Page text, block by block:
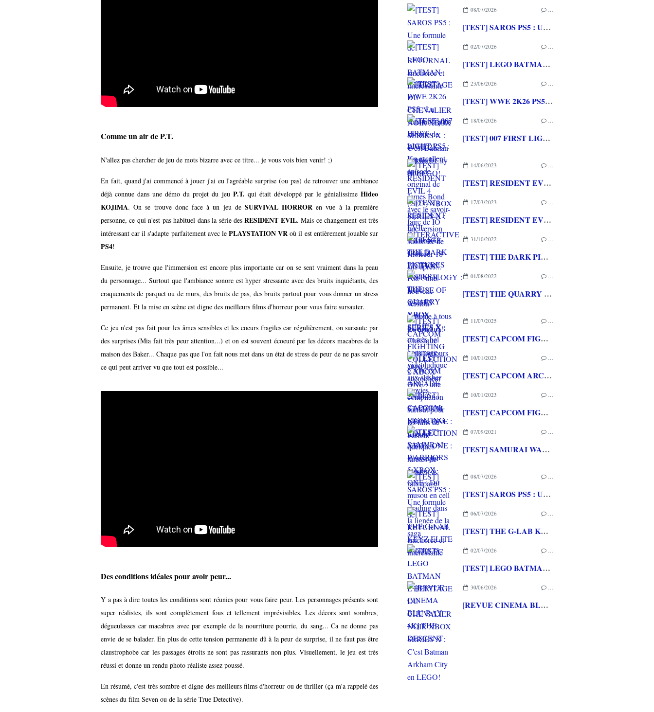
Comme un air de P.T.
N'allez pas chercher de jeu de mots bizarre avec ce titre... je vous vois bien venir! ;)
En fait, quand j'ai commencé à jouer j'ai eu l'agréable surprise (ou pas) de retrouver une ambiance
déjà connue dans une démo du projet du jeu P.T. qui était développé par le génialissime Hideo
KOJIMA. On se trouve donc face à un jeu de SURVIVAL HORROR en vue à la première
personne, ce qui n'est pas habituel dans la série desRESIDENT EVIL. Mais ce changement est très
intéressant car il s'adapte parfaitement avec le PLAYSTATION VR où il est entièrement jouable sur
PS4!
Ensuite, je trouve que l'immersion est encore plus importante car on se sent vraiment dans la peau
du personnage... Surtout que l'ambiance sonore est hyper stressante avec des bruits inquiétants, des
craquements de parquet ou de murs, des bruits de pas, des bruits partout pour vous donner un stress
permanent. Et la mise en scène est digne des meilleurs films d'horreur pour vous faire sursauter.
Ce jeu n'est pas fait pour les âmes sensibles et les coeurs fragiles car régulièrement, on sursaute par
des surprises (Mia fait très peur attention...) et on est souvent écoeuré par les décors macabres de la
maison des Baker... Chaque pas que l'on fait nous met dans un état de stress de peur de ne pas savoir
ce qui peut arriver vu que tout est possible...
Des conditions idéales pour avoir peur...
Y a pas à dire toutes les conditions sont réunies pour vous faire peur. Les personnages présents sont
super réalistes, ils sont complètement fous et tellement imprévisibles. Les décors sont sombres,
dégueulasses car macabres avec par exemple de la nourriture pourrie, du sang... Ca ne donne pas
envie de se balader. En plus de cette tension permanente dû à la peur de surprise, il ne faut pas être
claustrophobe car les passages étroits ne sont pas rassurants non plus. Visuellement, le jeu est très
réussi et donne un rendu photo réaliste assez poussé.
En résumé, c'est très sombre et digne des meilleurs films d'horreur ou de thriller (ça m'a rappelé des
scènes du film Seven ou de la série True Detective).
08/07/2026 …
[TEST] SAROS PS5 : Une formule de RETURNAL améliorée et interessante
02/07/2026 …
[TEST] LEGO BATMAN L'HERITAGE DU CHEVALIER NOIR XBOX SERIES X : C'est Batman Arkham City en LEGO!
23/06/2026 …
[TEST] WWE 2K26 PS5 : La version la plus aboutie de WWE 2K depuis la pause
18/06/2026 …
[TEST] 007 FIRST LIGHT PS5 : Un excellent épisode original de James Bond avec le savoir-faire de IO INTERACTIVE
14/06/2023 …
[TEST] RESIDENT EVIL 4 (2023) XBOX SERIES X : une version sublimée de l'horreur 18 ans après...
17/03/2023 …
[TEST] RESIDENT EVIL VILLAGE GOLD EDITION PS5 : une nouvelle version enrichie à tous les niveaux!
31/10/2022 …
[TEST] THE DARK PICTURES ANTHOLOGY : HOUSE OF ASHES XBOX SERIES X : Classique mais toujours aussi accrocheur
01/08/2022 …
[TEST] THE QUARRY XBOX SERIES X : un très bel hommage vidéoludique aux slasher movies
11/07/2025 …
[TEST] CAPCOM FIGHTING COLLECTION 2 XBOX ONE : une compilation surtout pour les fans de baston!
10/01/2023 …
[TEST] CAPCOM ARCADE 2ND STADIUM XBOX ONE : Encore quelques raretés de plus!
10/01/2023 …
[TEST] CAPCOM FIGHTING COLLECTION XBOX ONE : Une super session de rattrapage!
07/09/2021 …
[TEST] SAMURAI WARRIORS 5 XBOX ONE : Du musou en cell shading dans la lignée de la saga
08/07/2026 …
[TEST] SAROS PS5 : Une formule de RETURNAL améliorée et interessante
06/07/2026 …
[TEST] THE G-LAB KEYZ ELITE 400 HE PC
02/07/2026 …
[TEST] LEGO BATMAN L'HERITAGE DU CHEVALIER NOIR XBOX SERIES X : C'est Batman Arkham City en LEGO!
30/06/2026 …
[REVUE CINEMA BLU-RAY 4K] THE DESCENT